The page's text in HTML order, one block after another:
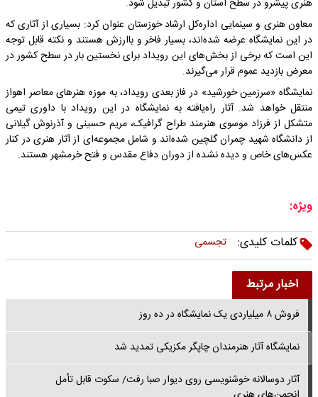
هنری پیشرو در سطح استان و کشور تبدیل شود.
معاون هنری و سینمایی اداره‌کل ارشاد خوزستان عنوان کرد: بسیاری از آثاری که
در این نمایشگاه عرضه شده‌اند، بسیار فاخر و باارزش هستند و نکته قابل توجه
این است که برخی از بخش‌های این رویداد برای نخستین بار در سطح کشور در
معرض بازدید عموم قرار می‌گیرند.
نمایشگاه «سرزمین خورشید» در فاز بعدی رویداد، به موزه هنرهای معاصر اهواز
منتقل خواهد شد. آثار راه‌یافته به نمایشگاه در این رویداد با داوری تیمی
متشکل از فرزاد موسوی هنرمند طراح گرافیک، مریم حسینی و آذرنوش گیلانی
از دانشگاه شهید چمران گلچین شده‌اند و شامل مجموعه‌ای از آثار هنری در کنار
عکس‌های خاص و دیده نشده از دوران دفاع مقدس و فتح خرمشهر هستند.
ویژه:
کلمات کلیدی:
تجسمی
اخبار مرتبط
فروش ۸ میلیاردی یک نمایشگاه در ده روز
نمایشگاه آثار هنرمندان چاپگر مکزیکی تمدید شد
آثار دوسالانه خوشنویسی روی دیوار صبا رفت/ سکوت قابل تأمل